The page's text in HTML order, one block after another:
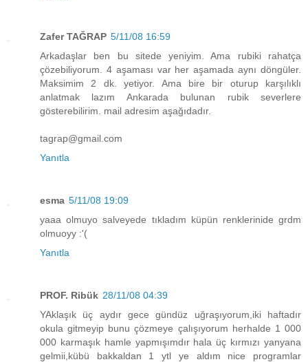
Zafer TAĞRAP 5/11/08 16:59
Arkadaşlar ben bu sitede yeniyim. Ama rubiki rahatça
çözebiliyorum. 4 aşaması var her aşamada aynı döngüler.
Maksimim 2 dk. yetiyor. Ama bire bir oturup karşılıklı
anlatmak lazım Ankarada bulunan rubik severlere
gösterebilirim. mail adresim aşağıdadır.
tagrap@gmail.com
Yanıtla
esma 5/11/08 19:09
yaaa olmuyo salveyede tıkladım küpün renklerinide grdm
olmuoyy :'(
Yanıtla
PROF. Ribük 28/11/08 04:39
YAklaşık üç aydır gece gündüz uğraşıyorum,iki haftadır
okula gitmeyip bunu çözmeye çalışıyorum herhalde 1 000
000 karmaşık hamle yapmışımdır hala üç kırmızı yanyana
gelmii,kübü bakkaldan 1 ytl ye aldım nice programlar